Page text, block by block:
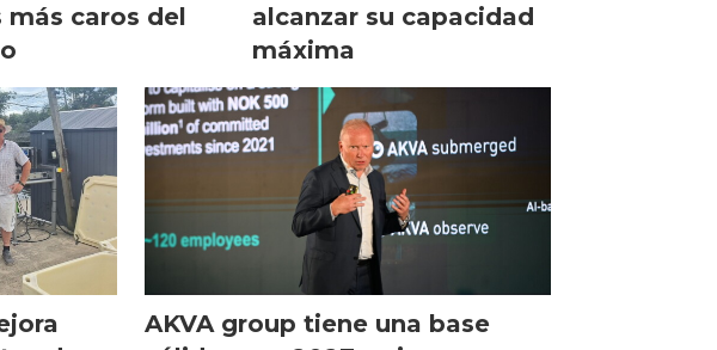
más caros del
alcanzar su capacidad
máxima
AKVA group tiene una base